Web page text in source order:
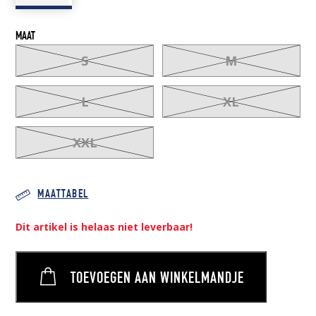
MAAT
S M
L XL
XXL
MAATTABEL
Dit artikel is helaas niet leverbaar!
TOEVOEGEN AAN WINKELMANDJE